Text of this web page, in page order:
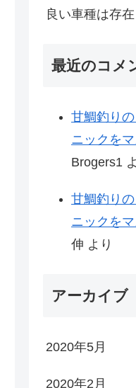
良い車種は存
最近のコメ
甘鯛釣り
ニックを
Brogers1
甘鯛釣り
ニックを
伸 より
アーカイブ
2020年5月
2020年2月